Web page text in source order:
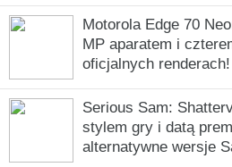
Motorola Edge 70
MP aparatem i
oficjalnych renderach!
Serious Sam:
stylem gry i datą
alternatywne wersje